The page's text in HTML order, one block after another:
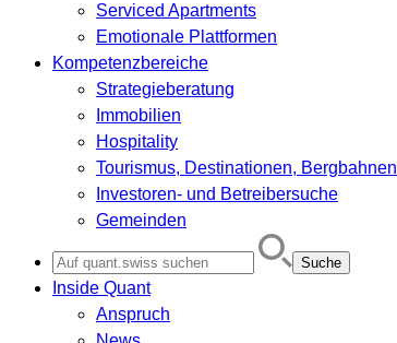
Serviced Apartments
Emotionale Plattformen
Kompetenzbereiche
Strategieberatung
Immobilien
Hospitality
Tourismus, Destinationen, Bergbahnen
Investoren- und Betreibersuche
Gemeinden
for:
Inside Quant
Anspruch